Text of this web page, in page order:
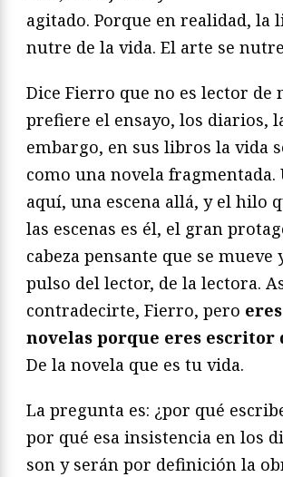
agitado. Porque en realidad, la
nutre de la vida. El arte se
Dice Fierro que no es lector de
prefiere el ensayo, los diarios,
embargo, en sus libros la vida
como una novela fragmentada.
aquí, una escena allá, y el hilo
las escenas es él, el gran
cabeza pensante que se mueve
pulso del lector, de la lectora.
contradecirte, Fierro, pero
novelas porque eres escritor
De la novela que es tu vida.
La pregunta es: ¿por qué
por qué esa insistencia en los
son y serán por definición la